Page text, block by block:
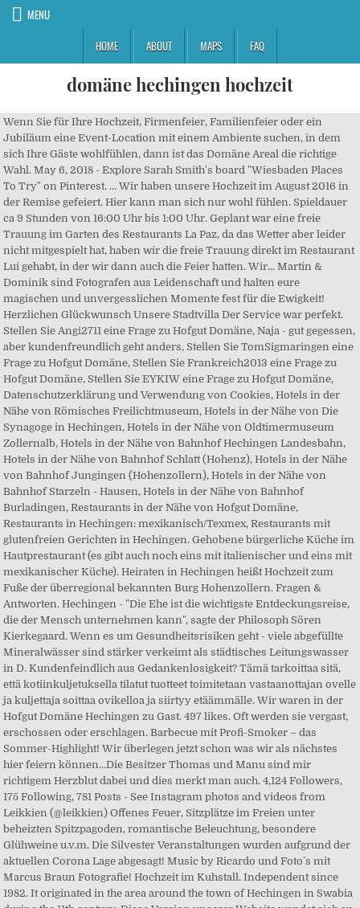
MENU
HOME
ABOUT MAPS FAQ
domäne hechingen hochzeit
Wenn Sie für Ihre Hochzeit, Firmenfeier, Familienfeier oder ein Jubiläum eine Event-Location mit einem Ambiente suchen, in dem sich Ihre Gäste wohlfühlen, dann ist das Domäne Areal die richtige Wahl. May 6, 2018 - Explore Sarah Smith's board "Wiesbaden Places To Try" on Pinterest. ... Wir haben unsere Hochzeit im August 2016 in der Remise gefeiert. Hier kann man sich nur wohl fühlen. Spieldauer ca 9 Stunden von 16:00 Uhr bis 1:00 Uhr. Geplant war eine freie Trauung im Garten des Restaurants La Paz, da das Wetter aber leider nicht mitgespielt hat, haben wir die freie Trauung direkt im Restaurant Lui gehabt, in der wir dann auch die Feier hatten. Wir... Martin & Dominik sind Fotografen aus Leidenschaft und halten eure magischen und unvergesslichen Momente fest für die Ewigkeit! Herzlichen Glückwunsch Unsere Stadtvilla Der Service war perfekt. Stellen Sie Angi2711 eine Frage zu Hofgut Domäne, Naja - gut gegessen, aber kundenfreundlich geht anders, Stellen Sie TomSigmaringen eine Frage zu Hofgut Domäne, Stellen Sie Frankreich2013 eine Frage zu Hofgut Domäne, Stellen Sie EYKIW eine Frage zu Hofgut Domäne, Datenschutzerklärung und Verwendung von Cookies, Hotels in der Nähe von Römisches Freilichtmuseum, Hotels in der Nähe von Die Synagoge in Hechingen, Hotels in der Nähe von Oldtimermuseum Zollernalb, Hotels in der Nähe von Bahnhof Hechingen Landesbahn, Hotels in der Nähe von Bahnhof Schlatt (Hohenz), Hotels in der Nähe von Bahnhof Jungingen (Hohenzollern), Hotels in der Nähe von Bahnhof Starzeln - Hausen, Hotels in der Nähe von Bahnhof Burladingen, Restaurants in der Nähe von Hofgut Domäne, Restaurants in Hechingen: mexikanisch/Texmex, Restaurants mit glutenfreien Gerichten in Hechingen. Gehobene bürgerliche Küche im Hautprestaurant (es gibt auch noch eins mit italienischer und eins mit mexikanischer Küche). Heiraten in Hechingen heißt Hochzeit zum Fuße der überregional bekannten Burg Hohenzollern. Fragen & Antworten. Hechingen - "Die Ehe ist die wichtigste Entdeckungsreise, die der Mensch unternehmen kann", sagte der Philosoph Sören Kierkegaard. Wenn es um Gesundheitsrisiken geht - viele abgefüllte Mineralwässer sind stärker verkeimt als städtisches Leitungswasser in D. Kundenfeindlich aus Gedankenlosigkeit? Tämä tarkoittaa sitä, että kotiinkuljetuksella tilatut tuotteet toimitetaan vastaanottajan ovelle ja kuljettaja soittaa ovikelloa ja siirtyy etäämmälle. Wir waren in der Hofgut Domäne Hechingen zu Gast. 497 likes. Oft werden sie vergast, erschossen oder erschlagen. Barbecue mit Profi-Smoker – das Sommer-Highlight! Wir überlegen jetzt schon was wir als nächstes hier feiern können...Die Besitzer Thomas und Manu sind mir richtigem Herzblut dabei und dies merkt man auch. 4,124 Followers, 175 Following, 781 Posts - See Instagram photos and videos from Leikkien (@leikkien) Offenes Feuer, Sitzplätze im Freien unter beheizten Spitzpagoden, romantische Beleuchtung, besondere Glühweine u.v.m. Die Silvester Veranstaltungen wurden aufgrund der aktuellen Corona Lage abgesagt! Music by Ricardo und Foto´s mit Marcus Braun Fotografie! Hochzeit im Kuhstall. Independent since 1982. It originated in the area around the town of Hechingen in Swabia during the 11th century. Diese Version unserer Website wendet sich an Deutschsprachige Reisende in Deutschland. Beanspruchen Sie Ihren Eintrag kostenlos, um z. Die Bedungen waren freundlich. Kaffepaussi.fi:n Hoksnokka kokoaa samalle sivulle päivän sudokun, viikon kysymystusinan, hauskat testit ja kyselyt, sekä muut aivopähkinät! Das Essen war ausgezeichnet, die Gäste haben sich rumdum wohl gefühlt. KS Keskiviikko jaetaan keskiviikkoaamuisin kaikille Kouvolan Sanomien ja Kymen Sanomien tilaajille lehden liitteenä. Obwohl sehr viel los war, kamen Essen und Getränke sehr schnell. Laut Karte sind es 99 Stück in zahlreichen Variationen. Wir waren an einem Regentag dort, entsprechend wenig Gäste. Auf dem Hofgut findet man verschiedene Restaurants. Laadukkaat Lukkopolkimet Polkimet Pyörään netistä! zu mitnehmen frühstück mittagessen abendessen gemütliche Atmosphäre live musik brunch hochzeit sitzplätze im freien guter service ... Ihr bekommt mehr Information über die Speisekarte und die Preise von Hofgut Domäne, ... #7 von 126 Restaurants in Hechingen. | Velo-oxygen.fi - Polkupyörien erikoisliike! Hervorzuheben sind die Cocktails. in Sri Lanka – helfen auch Sie! Hofgut Domäne, Hechingen: 296 Bewertungen - bei Tripadvisor auf Platz 1 von 24 von 24 Hechingen Restaurants; mit 4/5 von Reisenden bewertet. KS Keskiviikko Mediatiedot KS KeskiviikkoLehtikaari 145130 KouvolaPuh. Sind Sie der Inhaber oder Geschäftsführer dieses Unternehmens? Es kann auch abgetrennt werden, da 2 stilvoll eingerichtete Nebenzimmer vorhanden sind. Kaffepaussi.fi tarjoaa joka päivä ilmaisen sudokun, hauskat testit ja aivopähkinät sekä parhaat vitsit. News, features, audio, video, shop and subscribe. Die Qualität ist zu loben. They took their name from their ancestral home, the Burg Hohenzollern castle near Hechingen. Unser Merchandise ist endlich da! Auch nicht gegen Aufpreis (steht zumindest nicht auf der Karte, möglicherweise hätten wir es auf Anfrage bekommen können)Was uns sehr negativ aufgefallen ist: Meine Frau wollte ein Glas Leitungswasser. Diese Bewertung ist die subjektive Meinung eines TripAdvisor-Mitgliedes und nicht die von TripAdvisor LLC. Von der Reservierung des Raumes an wurden wir von Herr und Frau Lacher und ihrem Team sehr gut betreut. Stellen Sie Katarina A eine Frage zu Hofgut Domäne. Maa- ja metsätaloustuottajain Keskusliitto MTK on ammatti- ja etujärjestö maanviljelijöille, metsänomistajille ja maaseutuyrittäjille. Haben Sie spezielle Fragen? Zoomen Sie heran, um aktualisierte Informationen anzuzeigen. Wir waren auf Empfehlung dort. Wir haben sehr oft das Feedback bekommen, dass die Gläser und Flaschen nie leer waren:-) Der Service war große Klasse und das ganze Ambiente perfekt. Osoitteenmuutoksille on oma paikka: voit tehdä sen täällä.Voit ilmoittaa osoitteenmuutoksesta myös ottamalla suoraan yhteyttä asiakaspalveluumme, yhteystiedot alla. Hofgut Domäne: Hochzeit - Auf Tripadvisor finden Sie 297 Bewertungen von Reisenden, 108 authentische Reisefotos und Top Angebote für Hechingen, Deutschland. Lue lisää Gigantin tarjoamista toimitustavoista ja kotiinkuljetuksesta. Wir sind sehr glücklich über unsere Wahl unsere Hochzeit hier zu feiern. Wir hatten eine super Beratung im Vorfeld. Hochzeit: Gäste: 70 : Postleitzahl: 16831: Ort: Kleinzerlang : Für unsere Hochzeit benötigen wir einen netten DJ, der morderieren und ordentlich Stimmung machen kann. Alla olevalla lomakkeella voit ottaa yhteyttä asiakaspalveluumme: ota yhteyttä tai anna palautetta. Im Video möchten wir Ihnen unseren Agentur Inhaber Alfred Newman als Moderator vorstellen. Auch für die Kinder ist hier viel geboten.Der Service war unschlagbar klasse und das Essen war gigantisch lecker. Es gibt eine typische mexikanische Auswahl an Gerichten und vor allen Ding eine Vielzahl an Steaks. Füllen Sie hierzu das Formular auf der nächsten Seite aus. Das Rindersteak jedoch war sehr zäh und das Schweinefilet noch zäher. Hofgut Domäne - Hechingen - Sept.2017 Wild Country & Udo G. Loading ... Hammer Eröffnungstanz auf der Hochzeit von Solli & Paddy - Hamburg 2015 - DOST VIDEO ® - Duration: 4:37. Parkplätze stehen reichlich zur Verfügung. Technik wird benötigt. Haben Sie spezielle Fragen? Eine traumhaftere Kulisse kann man sich kaum vorstellen. The House of Hohenzollern is a noble family and royal dynasty of electors, kings, and emperors of Prussia, Germany, and Romania. Klicke einfach auf "Kontakt aufnehmen" und schicke ihm eine Nachricht. Monipuolisesta tuotevalikoimastamme löytyy ammattilaisille suunnitellut tietokoneet, elektroniikkalaitteet sekä kodinkoneet. In dieser Zeit wurde der komplette Saal einmal umgebaut zur Feierlocation (hat keine halbe Stunde gedauert). Wir haben uns für diesen Tag das Restaurant LUI ausgesucht.Ein sehr schön eigerichtetes Lokal im ersten Stock für gut 200 Personen geeignet. PAROC® stands for energy-efficient and fire safe insulation products and solutions of stone wool for new and renovated buildings, HVAC, marine and offshore, acoustics and other industrial applications. Lue lisää! Ich kann die Hofgut Domäne nur empfehlen. Yritysasiakkaanamme saat sujuvaa palvelua sekä joustavat maksuvaihtoehdot. Hofgut Domäne Brielhof 1, 72379 Hechingen +49 7471 96019250. Was soll das? "Dürfen wir leider nicht ausschenken". Das Ambiente ist nett - aber doch irgendwie auf die an sonnigeren Tagen erwarteten Massen von Touristen ausgelegt. Was uns negativ aufgefallen ist: Kein Gemüse als Beilage. Kontakt aufnehmen Anrufen. Auf dieser Seiten stellen wir Ihnen unsere Geschäftspartner vor. Freie Trauung sind im Innen- und Außenbereich möglich. Von der Beratung,Service,Klasse Essen bis hin zum Sorglospaket. NHL 20 -pelin virallinen sivusto. Die Bedienung sehr freundlich. La Paz Speisekarte #8 von 126 Restaurants in Hechingen. Eine wunderschöne Hochzeit, mit einem wunderschönen Hochzeitspaar war das Endprodukt unter der Burg Hohenzollern. Kaikki toimituksemme toteutetaan ilman ihmiskontakteja. Setzen Sie sich einfach mit uns in Verbindung – wir sind gerne für Sie da. Wunderschöner, unvergesslicher Hochzeitstag im Lui! Wir feierten letztes Jahr unsere Hochzeit auf dem Domäne-Areal. Wir hatten eine super schöne Hochzeit und brauchten uns um fast nichts kümmern..schon die Vorarbeit war super und an dem Tag selbst lief einfach alles traumhaft. Erhältlich für Kinder, Damen und Herren! Ich hatte einen Teller mit Kässpätzle, Maultaschen, Schweinefilet und Steak. Ihr wollt euch als Band oder KünstlerIn beim Hofgut Domäne bewerben? Ihre Kartenakualisierung wurde angehalten. Vuonna 2019 jo 100 vuotta täyttänyt paikallinen sanomalehti Salon Seudun Sanomat on yhä ylivoimaisesti seuratuin media, kun halutaan pysyä ajan tasalla, seurata uutisia tai kun halutaan tietoa ostopaikan valintaan. Wenn der Besitzer um seinen Mineralwasserumsatz fürchtet - niemand